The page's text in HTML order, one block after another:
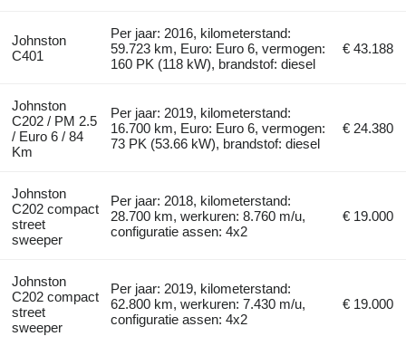
Johnston
C401
Per jaar: 2016, kilometerstand:
59.723 km, Euro: Euro 6, vermogen:
160 PK (118 kW), brandstof: diesel
€ 43.188
Johnston
C202 / PM 2.5
/ Euro 6 / 84
Km
Per jaar: 2019, kilometerstand:
16.700 km, Euro: Euro 6, vermogen:
73 PK (53.66 kW), brandstof: diesel
€ 24.380
Johnston
C202 compact
street
sweeper
Per jaar: 2018, kilometerstand:
28.700 km, werkuren: 8.760 m/u,
configuratie assen: 4x2
€ 19.000
Johnston
C202 compact
street
sweeper
Per jaar: 2019, kilometerstand:
62.800 km, werkuren: 7.430 m/u,
configuratie assen: 4x2
€ 19.000